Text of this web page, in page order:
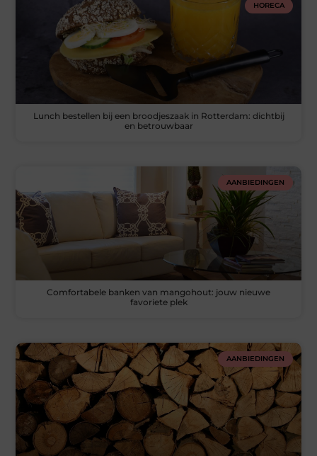
HORECA
Lunch bestellen bij een broodjeszaak in Rotterdam: dichtbij
en betrouwbaar
AANBIEDINGEN
Comfortabele banken van mangohout: jouw nieuwe
favoriete plek
AANBIEDINGEN